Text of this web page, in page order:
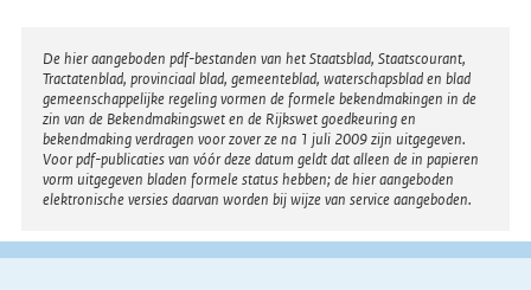
n
k
:
Disclaimer
De hier aangeboden pdf-bestanden van het Staatsblad, Staatscourant,
Tractatenblad, provinciaal blad, gemeenteblad, waterschapsblad en blad
gemeenschappelijke regeling vormen de formele bekendmakingen in de
zin van de Bekendmakingswet en de Rijkswet goedkeuring en
bekendmaking verdragen voor zover ze na 1 juli 2009 zijn uitgegeven.
Voor pdf-publicaties van vóór deze datum geldt dat alleen de in papieren
vorm uitgegeven bladen formele status hebben; de hier aangeboden
elektronische versies daarvan worden bij wijze van service aangeboden.